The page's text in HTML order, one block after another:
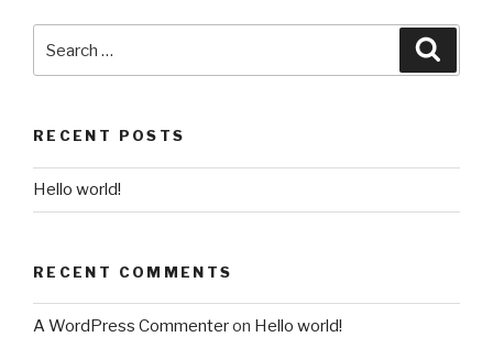
RECENT POSTS
Hello world!
RECENT COMMENTS
A WordPress Commenteron Hello world!